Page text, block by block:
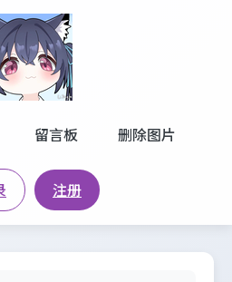
留言板 删除图片
注册